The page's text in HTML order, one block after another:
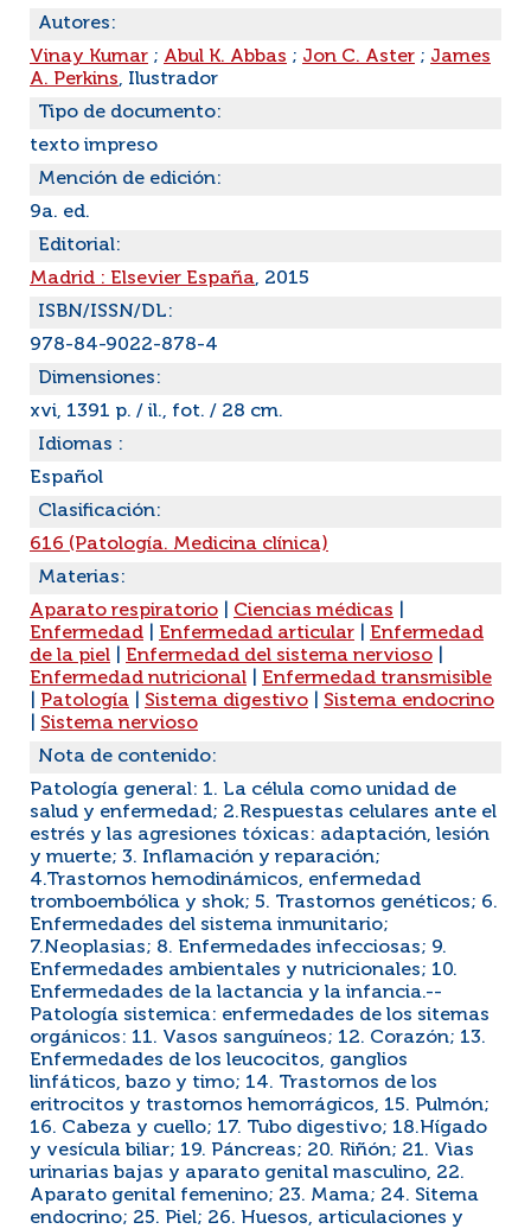
Autores:
Vinay Kumar ; Abul K. Abbas ; Jon C. Aster ; James
A. Perkins, Ilustrador
Tipo de documento:
texto impreso
Mención de edición:
9a. ed.
Editorial:
Madrid : Elsevier España, 2015
ISBN/ISSN/DL:
978-84-9022-878-4
Dimensiones:
xvi, 1391 p. / il., fot. / 28 cm.
Idiomas :
Español
Clasificación:
616 (Patología. Medicina clínica)
Materias:
Aparato respiratorio
Ciencias médicas
Enfermedad
Enfermedad articular
Enfermedad
de la piel
Enfermedad del sistema nervioso
Enfermedad nutricional
Enfermedad transmisible
Patología Sistema digestivo
Sistema endocrino
Sistema nervioso
Nota de contenido:
Patología general: 1. La célula como unidad de
salud y enfermedad; 2.Respuestas celulares ante el
estrés y las agresiones tóxicas: adaptación, lesión
y muerte; 3. Inflamación y reparación;
4.Trastornos hemodinámicos, enfermedad
tromboembólica y shok; 5. Trastornos genéticos; 6.
Enfermedades del sistema inmunitario;
7.Neoplasias; 8. Enfermedades infecciosas; 9.
Enfermedades ambientales y nutricionales; 10.
Enfermedades de la lactancia y la infancia.--
Patología sistemica: enfermedades de los sitemas
orgánicos: 11. Vasos sanguíneos; 12. Corazón; 13.
Enfermedades de los leucocitos, ganglios
linfáticos, bazo y timo; 14. Trastornos de los
eritrocitos y trastornos hemorrágicos, 15. Pulmón;
16. Cabeza y cuello; 17. Tubo digestivo; 18.Hígado
y vesícula biliar; 19. Páncreas; 20. Riñón; 21. Vìas
urinarias bajas y aparato genital masculino, 22.
Aparato genital femenino; 23. Mama; 24. Sitema
endocrino; 25. Piel; 26. Huesos, articulaciones y